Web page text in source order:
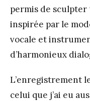
permis de
inspirée par le
vocale et
d’harmonieux
L’enregistrement
celui que j’ai eu